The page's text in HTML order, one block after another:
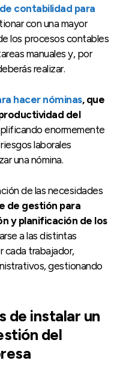
contabilidad para
con una mayor
los procesos contables
manuales y, por
realizar.
hacer nóminas, que
del
enormemente
laborales
una nómina.
de las necesidades
de gestión para
y planificación de los
a las distintas
cada trabajador,
gestionando
de instalar un
del